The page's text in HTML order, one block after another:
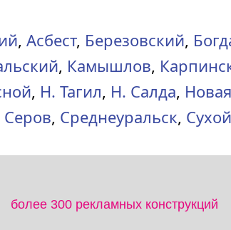
, Асбест, Березовский,
, Камышлов,
, Н. Тагил, Н. Салда,
Серов, Среднеуральск,
более 300 рекламных конструкций